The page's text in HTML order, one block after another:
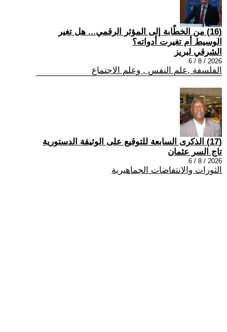
(16) من الخطّابة إلى المؤثر الرقمي... هل تغير
الوسيط أم تغيرت أدواته؟
الشرقي لبريز
2026 / 8 / 6
الفلسفة ,علم النفس , وعلم الاجتماع
(17) الذكرى السابعة للتوقيع على الوثيقة الدستورية
تاج السر عثمان
2026 / 8 / 6
الثورات والانتفاضات الجماهيرية